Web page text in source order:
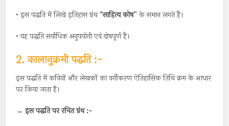
• इस पद्धति में लिखे इतिहास ग्रंथ “साहित्य कोष” के समान लगते हैं।
• यह पद्धति सर्वाधिक अनुपयोगी एवं दोषपूर्ण हैं।
2. कालानुक्रमी पद्धति :-
इस पद्धति में कवियों और लेखकों का वर्गीकरण ऐतिहासिक तिथि क्रम के आधार
पर किया जाता है।
→इस पद्धति पर रचित ग्रंथ :-